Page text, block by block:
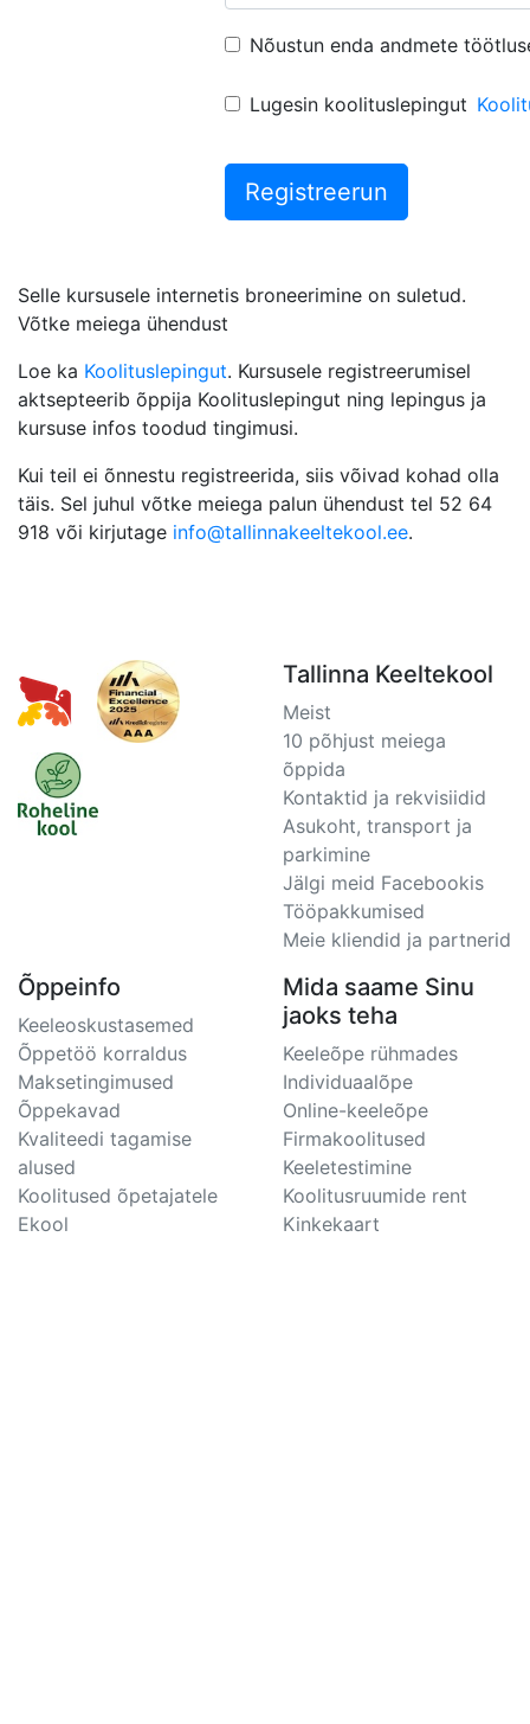
Nõustun enda andmete
Lugesin koolituslepingut
Selle kursusele internetis broneerimine on suletud.
Võtke meiega ühendust
Loe ka Koolituslepingut. Kursusele registreerumisel
aktsepteerib õppija Koolituslepingut ning lepingus ja
kursuse infos toodud tingimusi.
Kui teil ei õnnestu registreerida, siis võivad kohad olla
täis. Sel juhul võtke meiega palun ühendust tel 52 64
918 või kirjutage info@tallinnakeeltekool.ee.
Tallinna Keeltekool
Meist
10 põhjust meiega
õppida
Kontaktid ja rekvisiidid
Asukoht, transport ja
parkimine
Jälgi meid Facebookis
Tööpakkumised
Meie kliendid ja partnerid
Õppeinfo
Keeleoskustasemed
Õppetöö korraldus
Maksetingimused
Õppekavad
Kvaliteedi tagamise
alused
Koolitused õpetajatele
Ekool
Mida saame Sinu
jaoks teha
Keeleõpe rühmades
Individuaalõpe
Online-keeleõpe
Firmakoolitused
Keeletestimine
Koolitusruumide rent
Kinkekaart